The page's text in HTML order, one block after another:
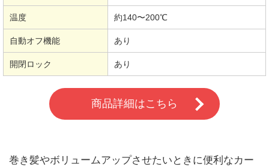
温度 約140〜200℃
自動オフ機能 あり
開閉ロック あり
商品詳細はこちら
巻き髪やボリュームアップさせたいときに便利なカー